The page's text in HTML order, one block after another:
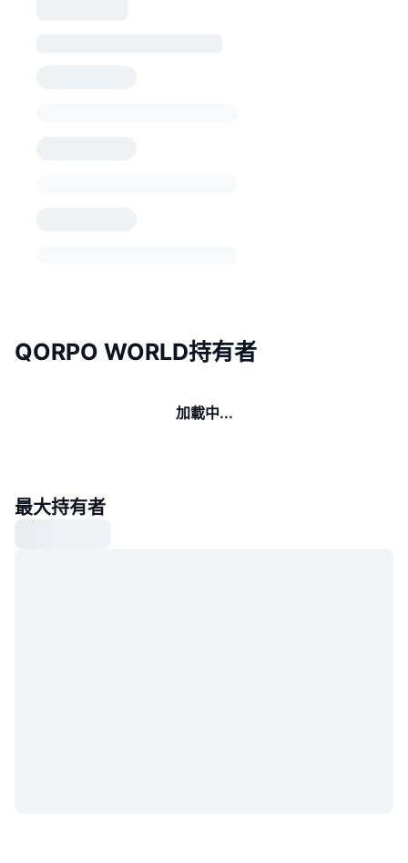
QORPO WORLD持有者
加載中...
最大持有者